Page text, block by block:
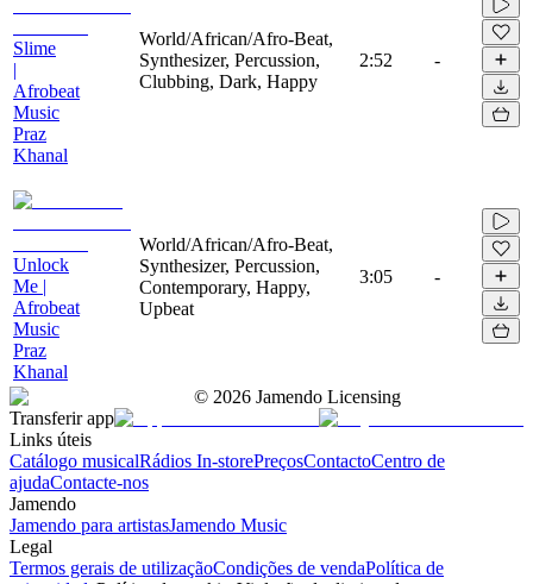
Slime
|
Afrobeat
Music
Praz
Khanal
World/African/Afro-Beat,
Synthesizer, Percussion,
Clubbing, Dark, Happy
2:52 -
Unlock
Me |
Afrobeat
Music
Praz
Khanal
World/African/Afro-Beat,
Synthesizer, Percussion,
Contemporary, Happy,
Upbeat
3:05 -
© 2026 Jamendo Licensing
Transferir app
Links úteis
Catálogo musicalRádios In-storePreçosContactoCentro de
ajudaContacte-nos
Jamendo
Jamendo para artistasJamendo Music
Legal
Termos gerais de utilizaçãoCondições de vendaPolítica de